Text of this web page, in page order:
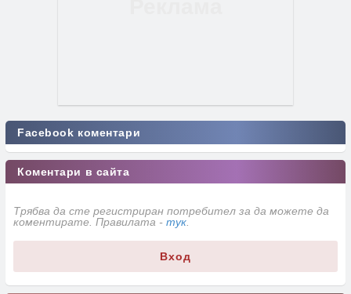
Facebook коментари
Коментари в сайта
Трябва да сте регистриран потребител за да можете да
коментирате. Правилата - тук.
Вход